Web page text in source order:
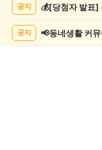
록
공지
공지 📢동네생활 커